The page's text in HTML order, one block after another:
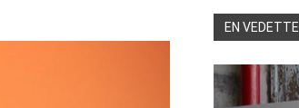
EN VEDETTE